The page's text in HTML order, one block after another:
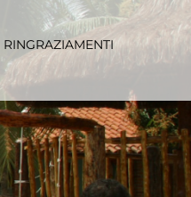
RINGRAZIAMENTI